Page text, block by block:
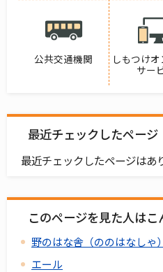
公共交通機関
しもつけ
サー
最近チェックしたページ
最近チェックしたページはあ
このページを見た人は
野のはな舎（ののはなしゃ）
エール